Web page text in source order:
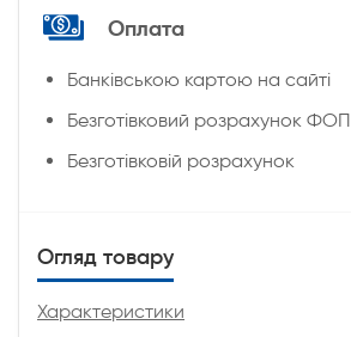
Оплата
Банківською картою на сайті
Безготівковий розрахунок ФОП
Безготівковій розрахунок
Огляд товару
Характеристики